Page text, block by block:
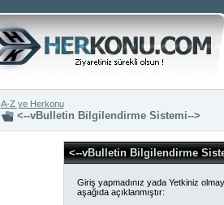
A-Z ye Herkonu
<--vBulletin Bilgilendirme Sistemi-->
<--vBulletin Bilgilendirme
Giriş yapmadınız yada Yetkiniz
aşağıda açıklanmıştır: